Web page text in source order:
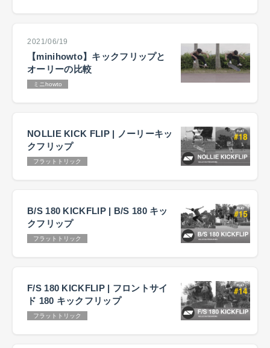
2021/06/19
【minihowto】キックフリップと
オーリーの比較
ミニhowto
NOLLIE KICK FLIP | ノーリーキッ
クフリップ
フラットトリック
B/S 180 KICKFLIP | B/S 180 キッ
クフリップ
フラットトリック
F/S 180 KICKFLIP | フロントサイ
ド 180 キックフリップ
フラットトリック